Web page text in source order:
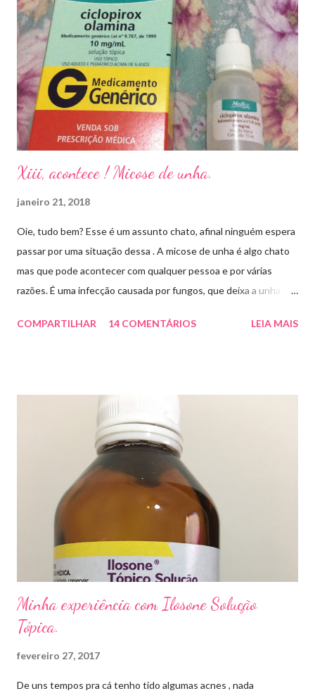
Xiii, acontece ! Micose de unha.
janeiro 21, 2018
Oie, tudo bem? Esse é um assunto chato, afinal ninguém espera
passar por uma situação dessa . A micose de unha é algo chato
mas que pode acontecer com qualquer pessoa e por várias
razões. É uma infecção causada por fungos, que deixa a unha
descolar da pele. As causas mais comuns dessas micoses é por
micose de unha é feito com esmaltes antifúngicos ou remédios
orais ,ou para aplicação local receitados pelo dermatologista. O
tempo para tratamento pode variar de 06 meses a um ano. Para
quem prefere tratamentos caseiros , pode aplicar óleo de cravo
duas vezes ao dia. Eu já passei por isso, pelo uso de muito
sapato fechado e apertado . E utilizei o Ciclopirox olamina que é
um agente antifúngico sintético para tratamento dermatológico
COMPARTILHAR 14 COMENTÁRIOS LEIA MAIS
Minha experiência com Ilosone Solução
Tópica.
fevereiro 27, 2017
De uns tempos pra cá tenho tido algumas acnes , nada